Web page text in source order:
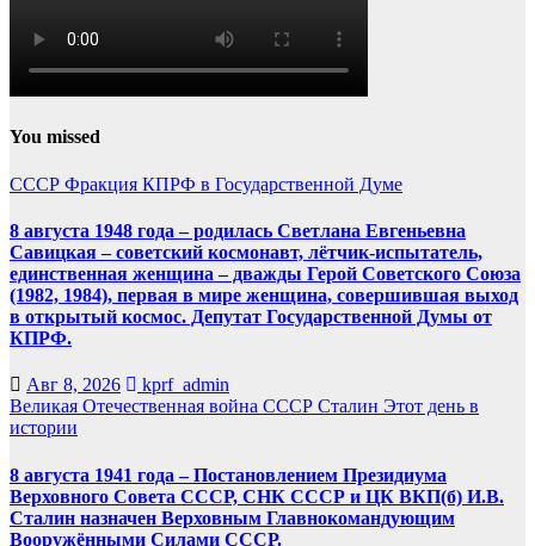
You missed
СССР Фракция КПРФ в Государственной Думе
8 августа 1948 года – родилась Светлана Евгеньевна
Савицкая – советский космонавт, лётчик-испытатель,
единственная женщина – дважды Герой Советского Союза
(1982, 1984), первая в мире женщина, совершившая выход
в открытый космос. Депутат Государственной Думы от
КПРФ.
Авг 8, 2026
kprf_admin
Великая Отечественная война СССР Сталин Этот день в
истории
8 августа 1941 года – Постановлением Президиума
Верховного Совета СССР, СНК СССР и ЦК ВКП(б) И.В.
Сталин назначен Верховным Главнокомандующим
Вооружёнными Силами СССР.